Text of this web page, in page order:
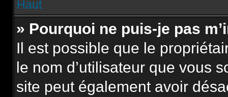
Haut
» Pourquoi ne puis-je pas
Il est possible que le
le nom d’utilisateur que vous
site peut également avoir